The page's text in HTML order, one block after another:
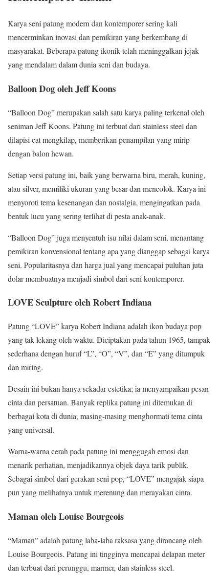
Karya seni patung modern dan kontemporer sering kali
mencerminkan inovasi dan pemikiran yang berkembang di
masyarakat. Beberapa patung ikonik telah meninggalkan jejak
yang mendalam dalam dunia seni dan budaya.
Balloon Dog oleh Jeff Koons
“Balloon Dog” merupakan salah satu karya paling terkenal oleh
seniman Jeff Koons. Patung ini terbuat dari stainless steel dan
dilapisi cat mengkilap, memberikan penampilan yang mirip
dengan balon hewan.
Setiap versi patung ini, baik yang berwarna biru, merah, kuning,
atau silver, memiliki ukuran yang besar dan mencolok. Karya ini
menyoroti tema kesenangan dan nostalgia, mengingatkan pada
bentuk lucu yang sering terlihat di pesta anak-anak.
“Balloon Dog” juga menyentuh isu nilai dalam seni, menantang
pemikiran konvensional tentang apa yang dianggap sebagai karya
seni. Popularitasnya dan harga jual yang mencapai puluhan juta
dolar membuatnya menjadi simbol dari seni kontemporer.
LOVE Sculpture oleh Robert Indiana
Patung “LOVE” karya Robert Indiana adalah ikon budaya pop
yang tak lekang oleh waktu. Diciptakan pada tahun 1965, tampak
sederhana dengan huruf “L”, “O”, “V”, dan “E” yang ditumpuk
dan miring.
Desain ini bukan hanya sekadar estetika; ia menyampaikan pesan
cinta dan persatuan. Banyak replika patung ini ditemukan di
berbagai kota di dunia, masing-masing menghormati tema cinta
yang universal.
Warna-warna cerah pada patung ini menggugah emosi dan
menarik perhatian, menjadikannya objek daya tarik publik.
Sebagai simbol dari gerakan seni pop, “LOVE” mengajak siapa
pun yang melihatnya untuk merenung dan merayakan cinta.
Maman oleh Louise Bourgeois
“Maman” adalah patung laba-laba raksasa yang dirancang oleh
Louise Bourgeois. Patung ini tingginya mencapai delapan meter
dan terbuat dari perunggu, marmer, dan stainless steel.